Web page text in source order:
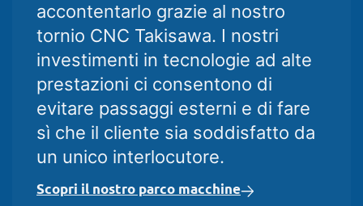
accontentarlo grazie al nostro
tornio CNC Takisawa. I nostri
investimenti in tecnologie ad alte
prestazioni ci consentono di
evitare passaggi esterni e di fare
sì che il cliente sia soddisfatto da
un unico interlocutore.
Scopri il nostro parco macchine